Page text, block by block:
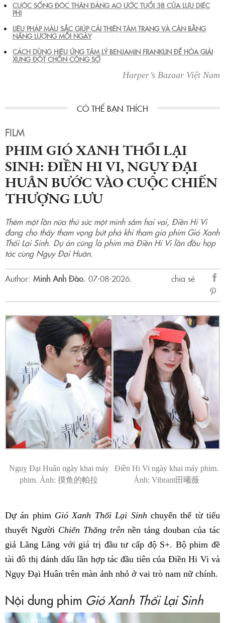
CUỘC SỐNG ĐỘC THÂN ĐÁNG AO ƯỚC TUỔI 38 CỦA LƯU DIỆC
PHI
LIỆU PHÁP MÀU SẮC GIÚP CẢI THIỆN TÂM TRẠNG VÀ CÂN BẰNG
NĂNG LƯỢNG MỖI NGÀY
CÁCH DÙNG HIỆU ỨNG TÂM LÝ BENJAMIN FRANKLIN ĐỂ HÓA GIẢI
XUNG ĐỘT CHỐN CÔNG SỞ
Harper’s Bazaar Việt Nam
FILM
PHIM GIÓ XANH THỔI LẠI
SINH: ĐIỀN HI VI, NGỤY ĐẠI
HUÂN BƯỚC VÀO CUỘC CHIẾN
THƯỢNG LƯU
Thêm một lần nữa thử sức một mình sắm hai vai, Điền Hi Vi
đang cho thấy tham vọng bứt phá khi tham gia phim Gió Xanh
Thổi Lại Sinh. Dự án cũng là phim mà Điền Hi Vi lần đầu hợp
tác cùng Ngụy Đại Huân.
Author: Minh Anh Đào. 07-08-2026.
chia sẻ
sẻ
Nguỵ Đại Huân ngày khai máy
phim. Ảnh: 摸鱼的帕拉
Điền Hi Vi ngày khai máy phim.
Ảnh: Vibrant田曦薇
Dự án phim Gió Xanh Thổi Lại Sinh chuyển thể từ tiểu
thuyết Người Chiến Thắng trênnền tảng douban của tác
giả Lãng Lãng với giá trị đầu tư cấp độ S+. Bộ phim đề
tài đô thị đánh dấu lần hợp tác đầu tiên của Điền Hi Vi và
Ngụy Đại Huân trên màn ảnh nhỏ ở vai trò nam nữ chính.
Nội dung phim Gió Xanh Thổi Lại Sinh